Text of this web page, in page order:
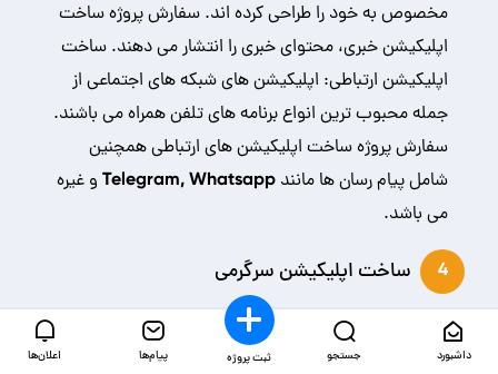
مخصوص به خود را طراحی کرده اند. سفارش پروژه ساخت
اپلیکیشن خبری، محتوای خبری را انتشار می دهند. ساخت
اپلیکیشن ارتباطی: اپلیکیشن های شبکه های اجتماعی از
جمله محبوب ترین انواع برنامه های تلفن همراه می باشند.
سفارش پروژه ساخت اپلیکیشن های ارتباطی همچنین
شامل پیام رسان ها مانند Telegram, Whatsapp و غیره
می باشد.
4 ساخت اپلیکیشن سرگرمی
دسته بندی اپلیکیشن های بازی و سرگرمی مثل فیلم و
موسیقی بسیار متنوع است و به همین ترتیب بازار رقابتی راداشبورد جستجو ثبت پروژه پیام‌ها اعلان‌ها